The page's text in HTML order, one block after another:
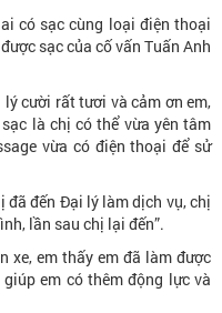
có sạc cùng loại điện thoại
sạc của cố vấn Tuấn Anh
cười rất tươi và cảm ơn em,
là chị có thể vừa yên tâm
vừa có điện thoại để sử
đã đến Đại lý làm dịch vụ, chị
lần sau chị lại đến”.
xe, em thấy em đã làm được
em có thêm động lực và